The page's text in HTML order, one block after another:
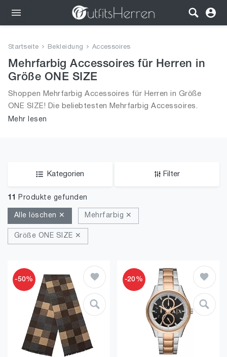
Bekleidung
Schuhe
Startseite Bekleidung Accessoires
Mehrfarbig Accessoires für Herren in
Größe ONE SIZE
Shoppen Mehrfarbig Accessoires für Herren in Größe
ONE SIZE! Die beliebtesten Mehrfarbig Accessoires.
Größe Auswahl an Mehrfarbig Accessoires in Größe ONE
Mehr lesen
Kategorien Filter
11 Produkte gefunden
Alle löschen ✕ Mehrfarbig ✕
Größe ONE SIZE ✕
-50% -20%